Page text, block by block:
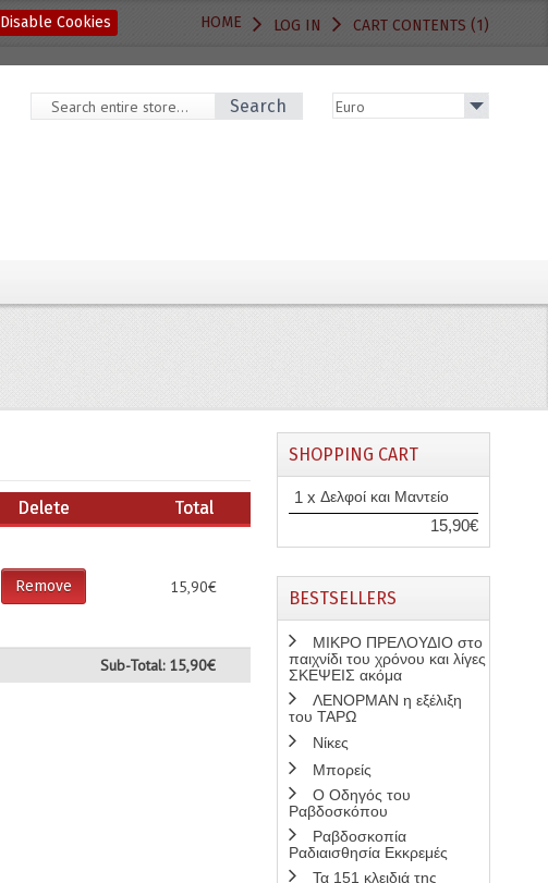
Disable Cookies HOME LOG IN CART CONTENTS (1)
Search
Delete Total
Remove 15,90€
Sub-Total: 15,90€
SHOPPING CART
1 x Δελφοί και Μαντείο
15,90€
BESTSELLERS
ΜΙΚΡΟ ΠΡΕΛΟΥΔΙΟ στο
παιχνίδι του χρόνου και λίγες
ΣΚΕΨΕΙΣ ακόμα
ΛΕΝΟΡΜΑΝ η εξέλιξη
του ΤΑΡΩ
Νίκες
Μπορείς
Ο Οδηγός του
Ραβδοσκόπου
Ραβδοσκοπία
Ραδιαισθησία Εκκρεμές
Τα 151 κλειδιά της